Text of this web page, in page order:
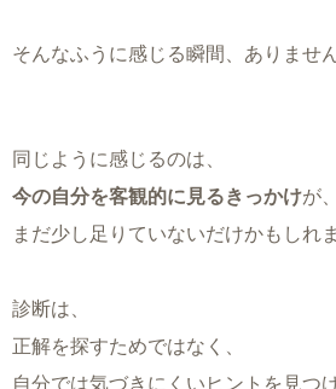
そんなふうに感じる瞬間、ありませ
同じように感じるのは、
今の自分を客観的に見るきっかけが、
まだ少し足りていないだけかもしれ
診断は、
正解を探すためではなく、
自分では気づきにくいヒントを見つ